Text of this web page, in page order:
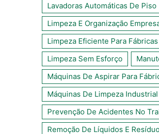
Lavadoras Automáticas De Piso
Limpeza E Organização
Limpeza Eficiente Para Fábricas
Limpeza Sem Esforço
Máquinas De Aspirar Para
Máquinas De Limpeza Industrial
Prevenção De Acidentes No
Remoção De Líquidos E